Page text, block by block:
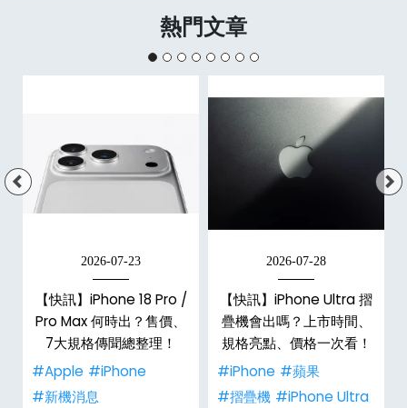
熱門文章
2026-07-23
【快訊】iPhone 18 Pro /
Pro Max 何時出？售價、
7大規格傳聞總整理！
#Apple #iPhone
#新機消息
2026-07-28
【快訊】iPhone Ultra 摺
疊機會出嗎？上市時間、
規格亮點、價格一次看！
#iPhone #蘋果
#摺疊機 #iPhone Ultra